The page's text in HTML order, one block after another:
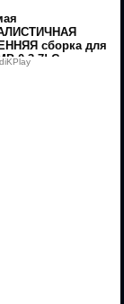
сборка для
0.3.7! Скачать